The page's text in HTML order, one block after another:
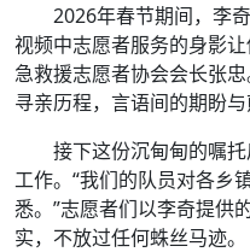
2026年春节期间，李
视频中志愿者服务的身影
急救援志愿者协会会长张
寻亲历程，言语间的期盼与
接下这份沉甸甸的嘱
工作。“我们的队员对各乡
悉。”志愿者们以李奇提供
实，不放过任何蛛丝马迹。